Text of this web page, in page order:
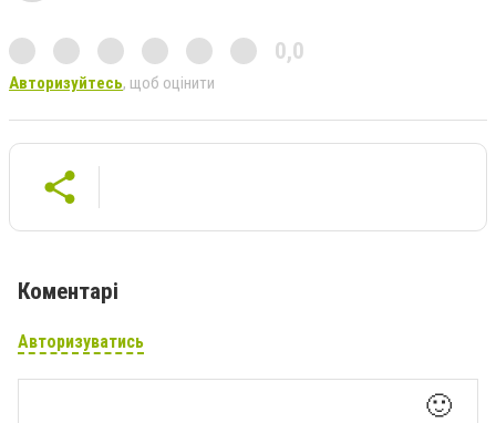
0,0
Авторизуйтесь, щоб оцінити
Коментарі
Авторизуватись
🙂